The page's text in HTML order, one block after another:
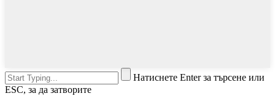
Натиснете Enter за търсене или
ESC, за да затворите